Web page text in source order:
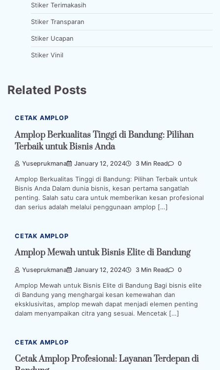
Stiker Terimakasih
Stiker Transparan
Stiker Ucapan
Stiker Vinil
Related Posts
CETAK AMPLOP
Amplop Berkualitas Tinggi di Bandung: Pilihan
Terbaik untuk Bisnis Anda
Yuseprukmana January 12, 2024 3 Min Read 0
Amplop Berkualitas Tinggi di Bandung: Pilihan Terbaik untuk
Bisnis Anda Dalam dunia bisnis, kesan pertama sangatlah
penting. Salah satu cara untuk memberikan kesan profesional
dan serius adalah melalui penggunaan amplop […]
CETAK AMPLOP
Amplop Mewah untuk Bisnis Elite di Bandung
Yuseprukmana January 12, 2024 3 Min Read 0
Amplop Mewah untuk Bisnis Elite di Bandung Bagi bisnis elite
di Bandung yang menghargai kesan kemewahan dan
eksklusivitas, amplop mewah dapat menjadi elemen penting
dalam menyampaikan citra yang sesuai. Mencetak […]
CETAK AMPLOP
Cetak Amplop Profesional: Layanan Terdepan di